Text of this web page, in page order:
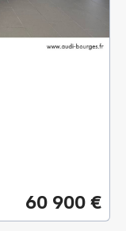
60 900 €